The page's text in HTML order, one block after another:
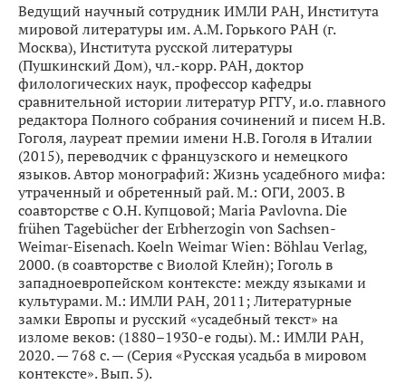
Ведущий научный сотрудник ИМЛИ РАН, Института
мировой литературы им. А.М. Горького РАН (г.
Москва), Института русской литературы
(Пушкинский Дом), чл.-корр. РАН, доктор
филологических наук, профессор кафедры
сравнительной истории литератур РГГУ, и.о. главного
редактора Полного собрания сочинений и писем Н.В.
Гоголя, лауреат премии имени Н.В. Гоголя в Италии
(2015), переводчик с французского и немецкого
языков. Автор монографий: Жизнь усадебного мифа:
утраченный и обретенный рай. М.: ОГИ, 2003. В
соавторстве с О.Н. Купцовой; Maria Pavlovna. Die
frühen Tagebücher der Erbherzogin von Sachsen-
Weimar-Eisenach. Koeln Weimar Wien: Böhlau Verlag,
2000. (в соавторстве с Виолой Клейн); Гоголь в
западноевропейском контексте: между языками и
культурами. М.: ИМЛИ РАН, 2011; Литературные
замки Европы и русский «усадебный текст» на
изломе веков: (1880–1930-е годы). М.: ИМЛИ РАН,
2020. — 768 с. — (Серия «Русская усадьба в мировом
контексте». Вып. 5).